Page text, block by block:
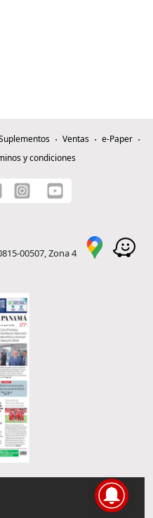
Ventas
e-Paper
y condiciones
00507, Zona 4